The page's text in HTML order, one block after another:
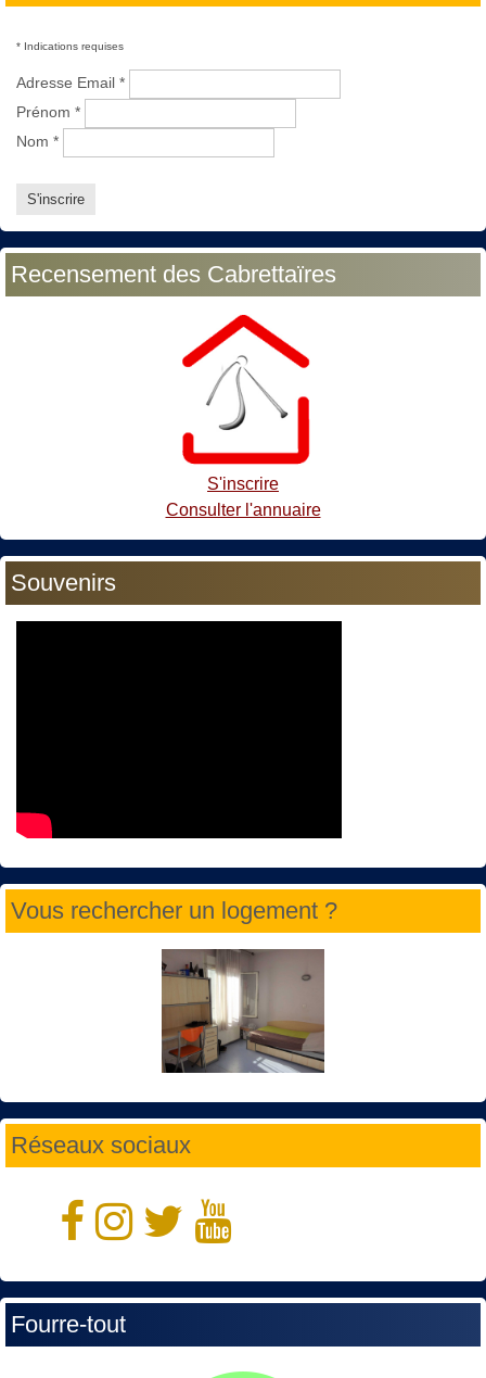
* Indications requises
Adresse Email *
Prénom *
Nom *
Recensement des Cabrettaïres
S'inscrire
Consulter l'annuaire
Souvenirs
Vous rechercher un logement ?
Réseaux sociaux
Fourre-tout